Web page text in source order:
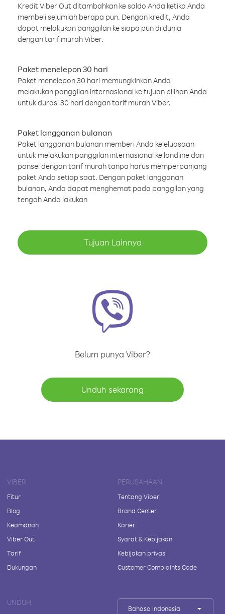
Kredit Viber Out ditambahkan ke saldo Anda ketika Anda
membeli sejumlah berapa pun. Dengan kredit, Anda
dapat melakukan panggilan ke siapa pun di dunia
dengan tarif murah Viber.
Paket menelepon 30 hari
Paket menelepon 30 hari memungkinkan Anda
melakukan panggilan internasional ke tujuan pilihan Anda
untuk durasi 30 hari dengan tarif murah Viber.
Paket langganan bulanan
Paket langganan bulanan memberi Anda keleluasaan
untuk melakukan panggilan internasional ke landline dan
ponsel dengan tarif murah tanpa harus memperpanjang
paket Anda setiap saat. Dengan paket langganan
bulanan, Anda dapat menghemat pada panggilan yang
tengah Anda lakukan
Tujuan Lainnya
Belum punya Viber?
Unduh sekarang
VIBER
Fitur
Blog
Keamanan
Viber Out
Tarif
Dukungan
PERUSAHAAN
Tentang Viber
Brand Center
Karier
Syarat & Kebijakan
Kebijakan privasi
Customer Complaints Code
UNDUH
Bahasa Indonesia